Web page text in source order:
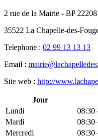
2 rue de la Mairie - BP 22208
35522 La Chapelle-des-
Telephone : 02 99 13 13 13
Email :
Site web : http://
Jour
Lundi
08:30
Mardi
08:30
Mercredi
08:30